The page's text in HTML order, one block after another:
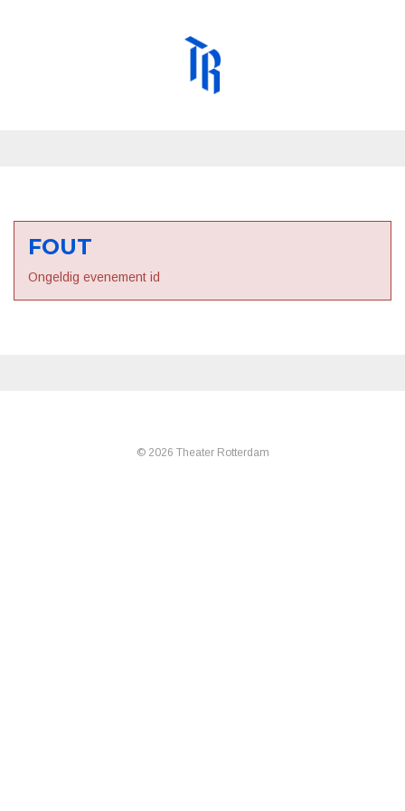
FOUT
Ongeldig evenement id
© 2026 Theater Rotterdam